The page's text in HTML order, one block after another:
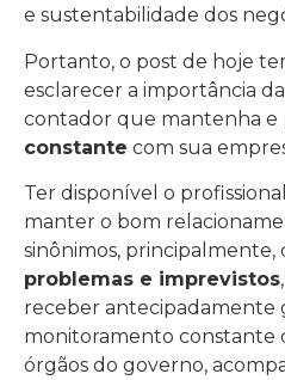
e sustentabilidade dos
Portanto, o post de hoje
esclarecer a importância
contador que mantenha e
constante com sua
Ter disponível o
manter o bom
sinônimos, principalmente,
problemas e imprevistos
receber antecipadamente
monitoramento constante
órgãos do governo,